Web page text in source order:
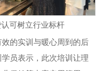
可树立行业标杆
的实训与暖心周到的后
员表示，此次培训让理